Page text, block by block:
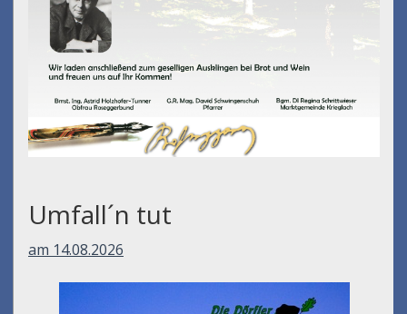
Umfall´n tut
am 14.08.2026